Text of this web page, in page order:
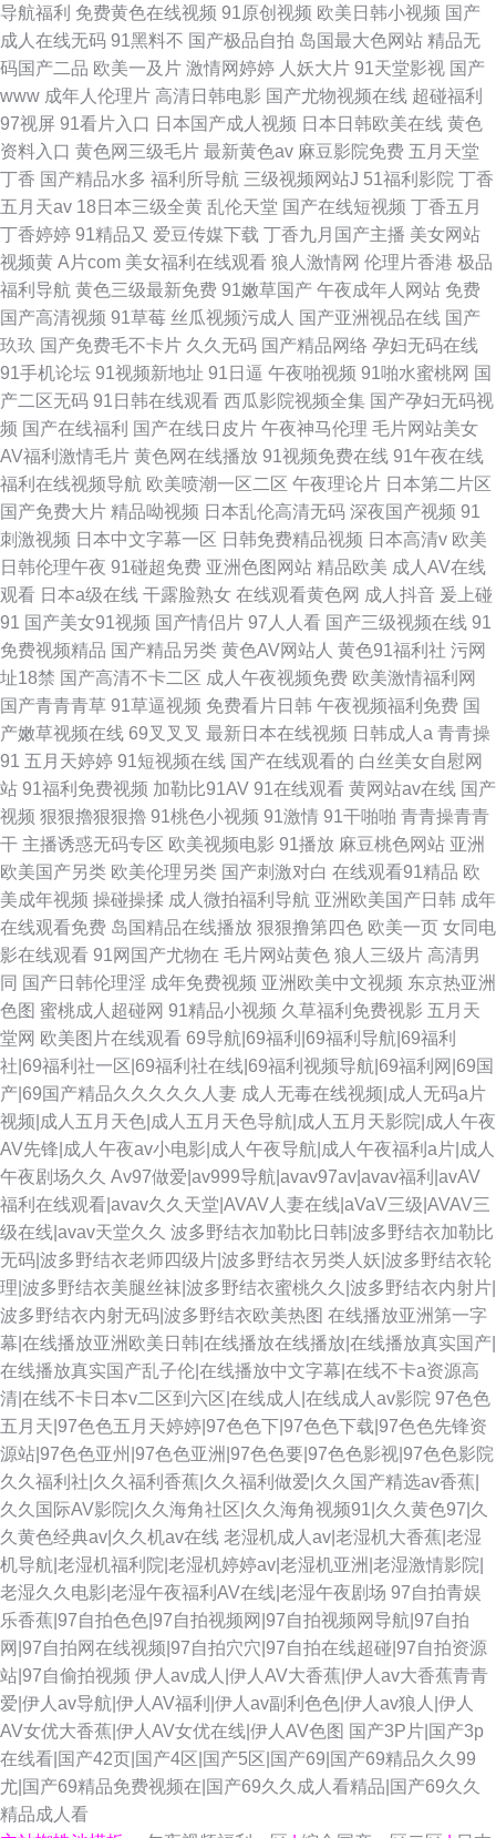
导航福利 免费黄色在线视频 91原创视频 欧美日韩小视频 国产
成人在线无码 91黑料不 国产极品自拍 岛国最大色网站 精品无
码国产二品 欧美一及片 激情网婷婷 人妖大片 91天堂影视 国产
www 成年人伦理片 高清日韩电影 国产尤物视频在线 超碰福利
97视屏 91看片入口 日本国产成人视频 日本日韩欧美在线 黄色
资料入口 黄色网三级毛片 最新黄色av 麻豆影院免费 五月天堂
丁香 国产精品水多 福利所导航 三级视频网站J 51福利影院 丁香
五月天av 18日本三级全黄 乱伦天堂 国产在线短视频 丁香五月
丁香婷婷 91精品又 爱豆传媒下载 丁香九月国产主播 美女网站
视频黄 A片com 美女福利在线观看 狼人激情网 伦理片香港 极品
福利导航 黄色三级最新免费 91嫩草国产 午夜成年人网站 免费
国产高清视频 91草莓 丝瓜视频污成人 国产亚洲视品在线 国产
玖玖 国产免费毛不卡片 久久无码 国产精品网络 孕妇无码在线
91手机论坛 91视频新地址 91日逼 午夜啪视频 91啪水蜜桃网 国
产二区无码 91日韩在线观看 西瓜影院视频全集 国产孕妇无码视
频 国产在线福利 国产在线日皮片 午夜神马伦理 毛片网站美女
AV福利激情毛片 黄色网在线播放 91视频免费在线 91午夜在线
福利在线视频导航 欧美喷潮一区二区 午夜理论片 日本第二片区
国产免费大片 精品呦视频 日本乱伦高清无码 深夜国产视频 91
刺激视频 日本中文字幕一区 日韩免费精品视频 日本高清v 欧美
日韩伦理午夜 91碰超免费 亚洲色图网站 精品欧美 成人AV在线
观看 日本a级在线 干露脸熟女 在线观看黄色网 成人抖音 爰上碰
91 国产美女91视频 国产情侣片 97人人看 国产三级视频在线 91
免费视频精品 国产精品另类 黄色AV网站人 黄色91福利社 污网
址18禁 国产高清不卡二区 成人午夜视频免费 欧美激情福利网
国产青青青草 91草逼视频 免费看片日韩 午夜视频福利免费 国
产嫩草视频在线 69叉叉叉 最新日本在线视频 日韩成人a 青青操
91 五月天婷婷 91短视频在线 国产在线观看的 白丝美女自慰网
站 91福利免费视频 加勒比91AV 91在线观看 黄网站av在线 国产
视频 狠狠擼狠狠擼 91桃色小视频 91激情 91干啪啪 青青操青青
干 主播诱惑无码专区 欧美视频电影 91播放 麻豆桃色网站 亚洲
欧美国产另类 欧美伦理另类 国产刺激对白 在线观看91精品 欧
美成年视频 操碰操揉 成人微拍福利导航 亚洲欧美国产日韩 成年
在线观看免费 岛国精品在线播放 狠狠撸第四色 欧美一页 女同电
影在线观看 91网国产尤物在 毛片网站黄色 狼人三级片 高清男
同 国产日韩伦理淫 成年免费视频 亚洲欧美中文视频 东京热亚洲
色图 蜜桃成人超碰网 91精品小视频 久草福利免费视影 五月天
堂网 欧美图片在线观看 69导航|69福利|69福利导航|69福利
社|69福利社一区|69福利社在线|69福利视频导航|69福利网|69国
产|69国产精品久久久久久人妻 成人无毒在线视频|成人无码a片
视频|成人五月天色|成人五月天色导航|成人五月天影院|成人午夜
AV先锋|成人午夜av小电影|成人午夜导航|成人午夜福利a片|成人
午夜剧场久久 Av97做爱|av999导航|avav97av|avav福利|avAV
福利在线观看|avav久久天堂|AVAV人妻在线|aVaV三级|AVAV三
级在线|avav天堂久久 波多野结衣加勒比日韩|波多野结衣加勒比
无码|波多野结衣老师四级片|波多野结衣另类人妖|波多野结衣轮
理|波多野结衣美腿丝袜|波多野结衣蜜桃久久|波多野结衣内射片|
波多野结衣内射无码|波多野结衣欧美热图 在线播放亚洲第一字
幕|在线播放亚洲欧美日韩|在线播放在线播放|在线播放真实国产|
在线播放真实国产乱子伦|在线播放中文字幕|在线不卡a资源高
清|在线不卡日本v二区到六区|在线成人|在线成人av影院 97色色
五月天|97色色五月天婷婷|97色色下|97色色下载|97色色先锋资
源站|97色色亚州|97色色亚洲|97色色要|97色色影视|97色色影院
久久福利社|久久福利香蕉|久久福利做爱|久久国产精选av香蕉|
久久国际AV影院|久久海角社区|久久海角视频91|久久黄色97|久
久黄色经典av|久久机av在线 老湿机成人av|老湿机大香蕉|老湿
机导航|老湿机福利院|老湿机婷婷av|老湿机亚洲|老湿激情影院|
老湿久久电影|老湿午夜福利AV在线|老湿午夜剧场 97自拍青娱
乐香蕉|97自拍色色|97自拍视频网|97自拍视频网导航|97自拍
网|97自拍网在线视频|97自拍穴穴|97自拍在线超碰|97自拍资源
站|97自偷拍视频 伊人av成人|伊人AV大香蕉|伊人av大香蕉青青
爱|伊人av导航|伊人AV福利|伊人av副利色色|伊人av狼人|伊人
AV女优大香蕉|伊人AV女优在线|伊人AV色图 国产3P片|国产3p
在线看|国产42页|国产4区|国产5区|国产69|国产69精品久久99
尤|国产69精品免费视频在|国产69久久成人看精品|国产69久久
精品成人看